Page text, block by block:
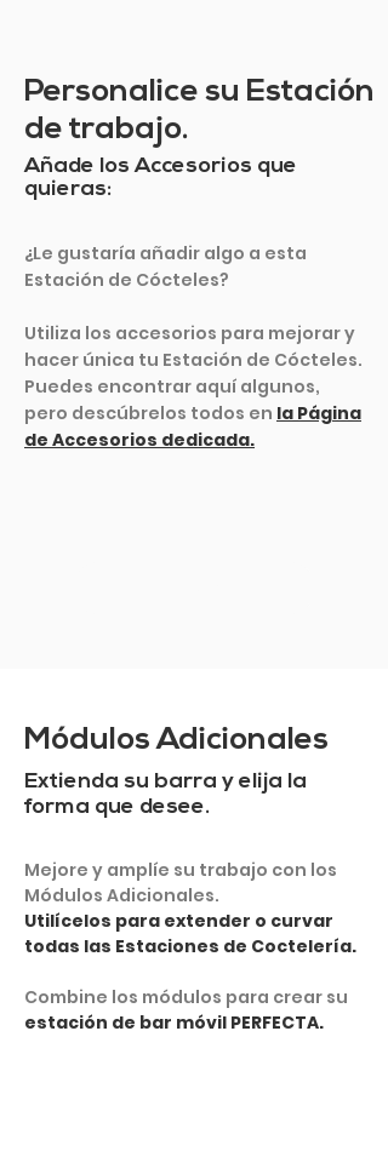
Personalice su Estación
de trabajo.
Añade los Accesorios que
quieras:
¿Le gustaría añadir algo a esta
Estación de Cócteles?
Utiliza los accesorios para mejorar y
hacer única tu Estación de Cócteles.
Puedes encontrar aquí algunos,
pero descúbrelos todos en la Página
de Accesorios dedicada.
Módulos Adicionales
Extienda su barra y elija la
forma que desee.
Mejore y amplíe su trabajo con los
Módulos Adicionales.
Utilícelos para extender o curvar
todas las Estaciones de Coctelería.
Combine los módulos para crear su
estación de bar móvil PERFECTA.